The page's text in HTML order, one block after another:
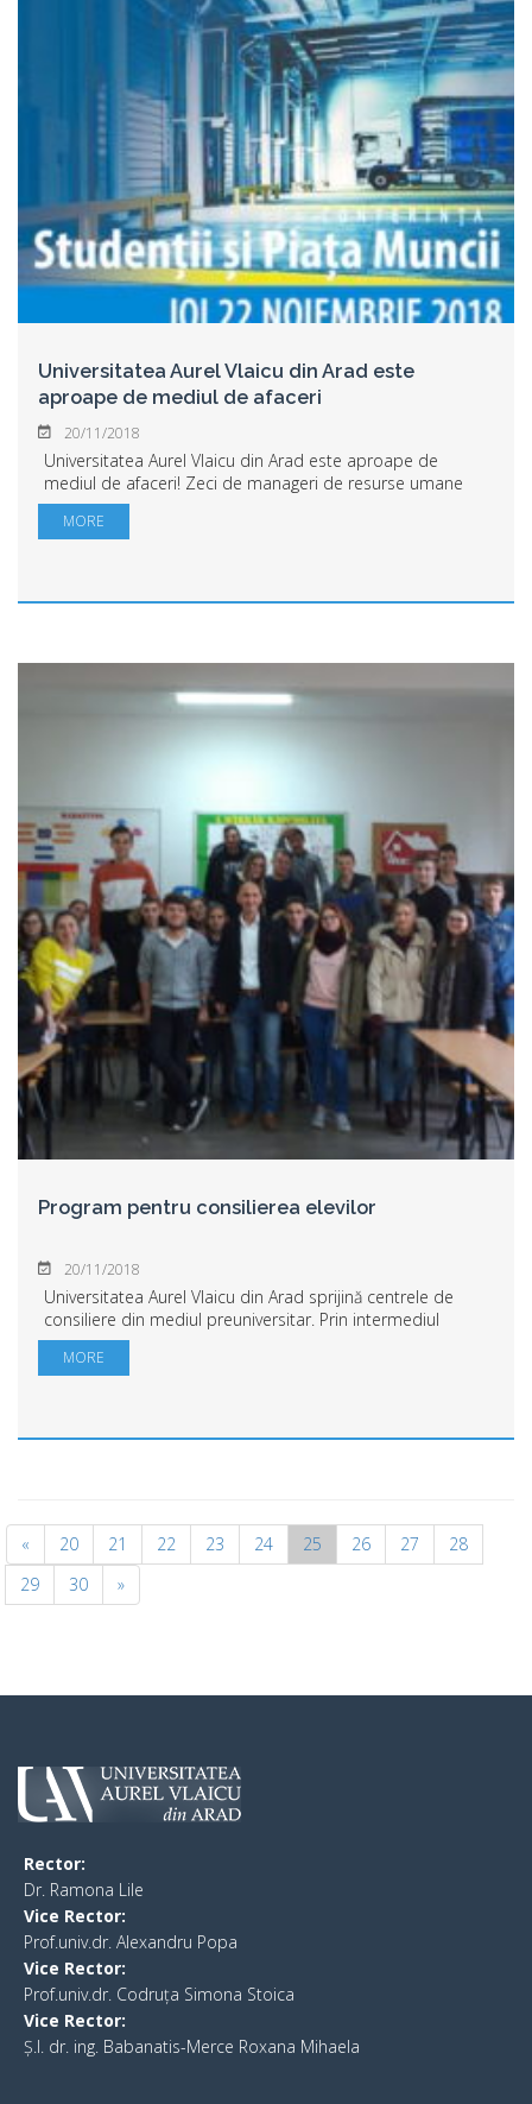
Universitatea Aurel Vlaicu din Arad este
aproape de mediul de afaceri
20/11/2018
Universitatea Aurel Vlaicu din Arad este aproape de
mediul de afaceri! Zeci de manageri de resurse umane
marile companii din vestul ţării, sunt invitaţi să participe joi
22 noiembrie 2018, începând cu...
MORE
Program pentru consilierea elevilor
20/11/2018
Universitatea Aurel Vlaicu din Arad sprijină centrele de
consiliere din mediul preuniversitar. Prin intermediul
Centrului de Consiliere şi Orientare în Carieră,
Universitatea Aurel Vlaicu din Arad va ...
MORE
« 20 21 22 23 24 25 26 27
28
29
30 »
Rector:
​Dr. Ramona Lile
Vice Rector:
Prof.univ.dr. Alexandru Popa
Vice Rector:
Prof.univ.dr. Codruța Simona Stoica
Vice Rector:
Ș.I. dr. ing. Babanatis-Merce Roxana Mihaela